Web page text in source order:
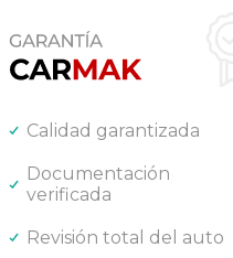
Ford
Gilera
Honda
Jeep
Kawasaki
Lifan
Nissan
Calidad garantizada
Documentación
verificada
Revisión total del auto